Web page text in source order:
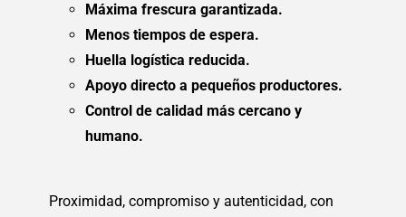
Máxima frescura garantizada.
Menos tiempos de espera.
Huella logística reducida.
Apoyo directo a pequeños productores.
Control de calidad más cercano y
humano.
Proximidad, compromiso y autenticidad, con